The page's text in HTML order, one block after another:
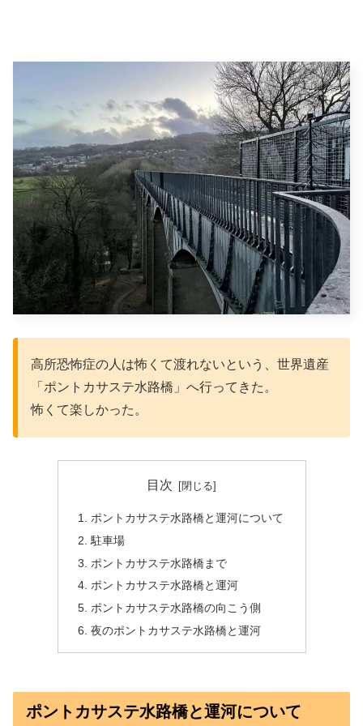
高所恐怖症の人は怖くて渡れないという、世界遺産
「ポントカサステ水路橋」へ行ってきた。
怖くて楽しかった。
目次
ポントカサステ水路橋と運河について
駐車場
ポントカサステ水路橋まで
ポントカサステ水路橋と運河
ポントカサステ水路橋の向こう側
夜のポントカサステ水路橋と運河
ポントカサステ水路橋と運河について